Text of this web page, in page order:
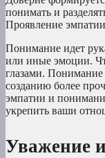
понимать и
Проявление
Понимание идет
или иные эмоции.
глазами. Понимание
созданию более
эмпатии и
укрепить ваши
Уважение